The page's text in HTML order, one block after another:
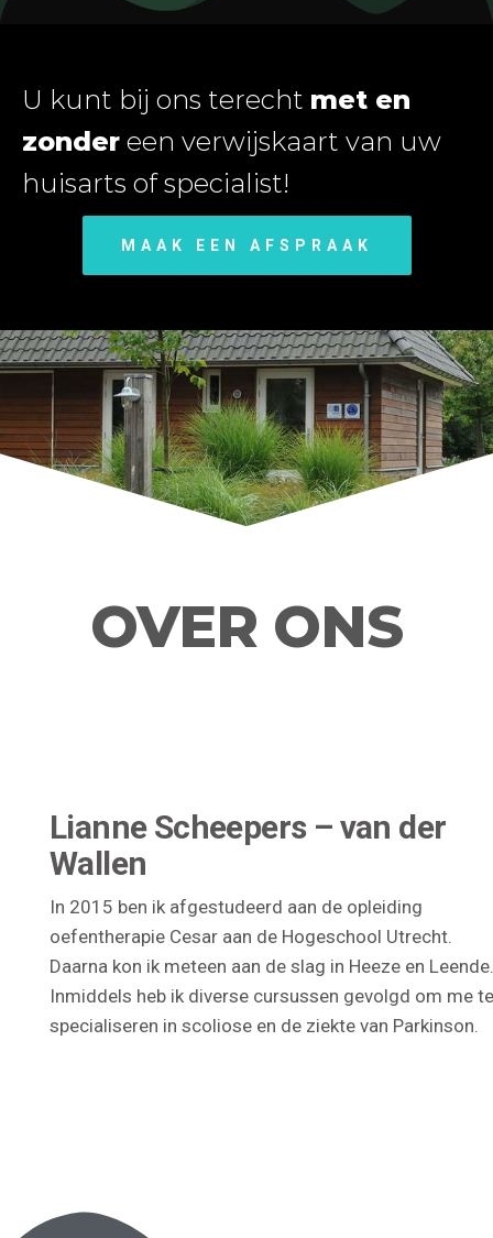
U kunt bij ons terecht met en
zonder een verwijskaart van uw
huisarts of specialist!
MAAK EEN AFSPRAAK
OVER ONS
Lianne Scheepers – van der
Wallen
In 2015 ben ik afgestudeerd aan de opleiding
oefentherapie Cesar aan de Hogeschool Utrecht.
Daarna kon ik meteen aan de slag in Heeze en Leende.
Inmiddels heb ik diverse cursussen gevolgd om me te
specialiseren in scoliose en de ziekte van Parkinson.